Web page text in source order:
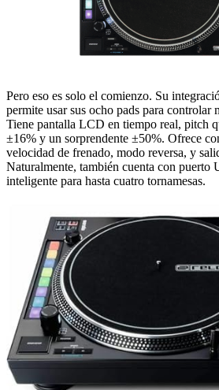
Pero eso es solo el comienzo. Su
permite usar sus ocho pads para controlar
Tiene pantalla LCD en tiempo real, pitch
±16% y un sorprendente ±50%. Ofrece
velocidad de frenado, modo reversa, y
Naturalmente, también cuenta con puerto
inteligente para hasta cuatro tornamesas.